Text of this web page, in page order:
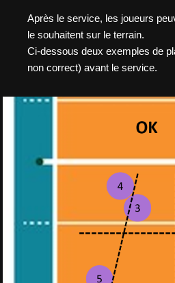
Après le service, les joueurs
le souhaitent sur le terrain.
Ci-dessous deux exemples de
non correct) avant le service.